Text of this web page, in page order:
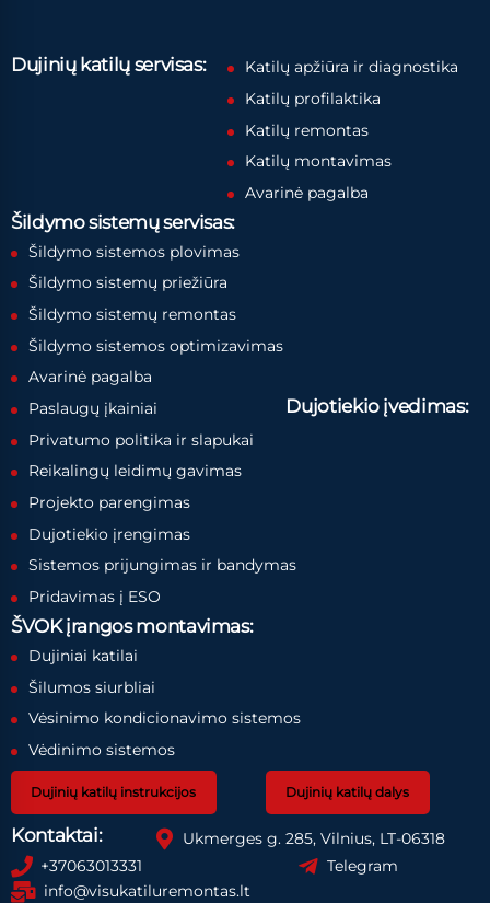
Dujinių katilų servisas:
Katilų apžiūra ir diagnostika
Katilų profilaktika
Katilų remontas
Katilų montavimas
Avarinė pagalba
Šildymo sistemų servisas:
Šildymo sistemos plovimas
Šildymo sistemų priežiūra
Šildymo sistemų remontas
Šildymo sistemos optimizavimas
Avarinė pagalba
Paslaugų įkainiai
Privatumo politika ir slapukai
Dujotiekio įvedimas:
Reikalingų leidimų gavimas
Projekto parengimas
Dujotiekio įrengimas
Sistemos prijungimas ir bandymas
Pridavimas į ESO
ŠVOK įrangos montavimas:
Dujiniai katilai
Šilumos siurbliai
Vėsinimo kondicionavimo sistemos
Vėdinimo sistemos
Dujinių katilų instrukcijos Dujinių katilų dalys
Kontaktai:
Ukmerges g. 285, Vilnius, LT-06318
+37063013331
Telegram
info@visukatiluremontas.lt